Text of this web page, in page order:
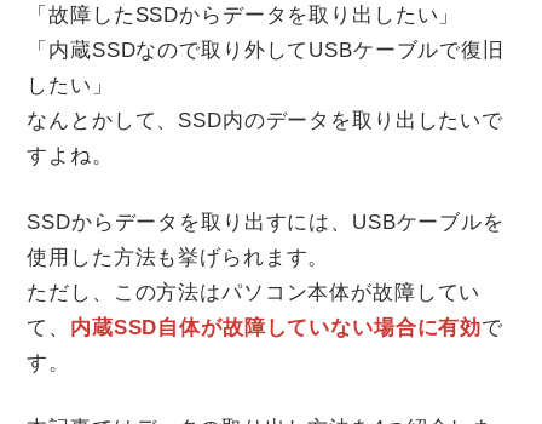
「故障したSSDからデータを取り出したい」
「内蔵SSDなので取り外してUSBケーブルで復旧
したい」
なんとかして、SSD内のデータを取り出したいで
すよね。
SSDからデータを取り出すには、USBケーブルを
使用した方法も挙げられます。
ただし、この方法はパソコン本体が故障してい
て、 内蔵SSD自体が故障していない場合に有効で
す。